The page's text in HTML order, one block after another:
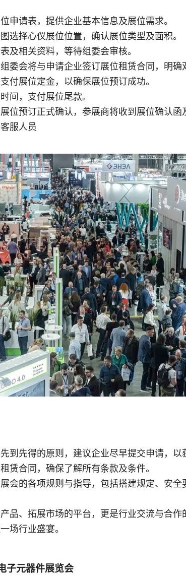
申请表，提供企业基本信息及展位需求。
选择心仪展位位置，确认展位类型及面积。
及相关资料，等待组委会审核。
委会将与申请企业签订展位租赁合同，明确
付展位定金，以确保展位预订成功。
间，支付展位尾款。
位预订正式确认，参展商将收到展位确认函
服人员
到先得的原则，建议企业尽早提交申请，以
赁合同，确保了解所有条款及条件。
会的各项规则与指导，包括搭建规定、安全
品、拓展市场的平台，更是行业交流与合
场行业盛宴。
子元器件展览会